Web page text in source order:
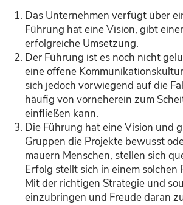
Das Unternehmen verfügt über
Führung hat eine Vision, gibt
erfolgreiche Umsetzung.
Der Führung ist es noch nicht
eine offene
sich jedoch vorwiegend auf die
häufig von vorneherein zum
einfließen kann.
Die Führung hat eine Vision und
Gruppen die Projekte bewusst
mauern Menschen, stellen sich
Erfolg stellt sich in einem
Mit der richtigen Strategie und
einzubringen und Freude daran